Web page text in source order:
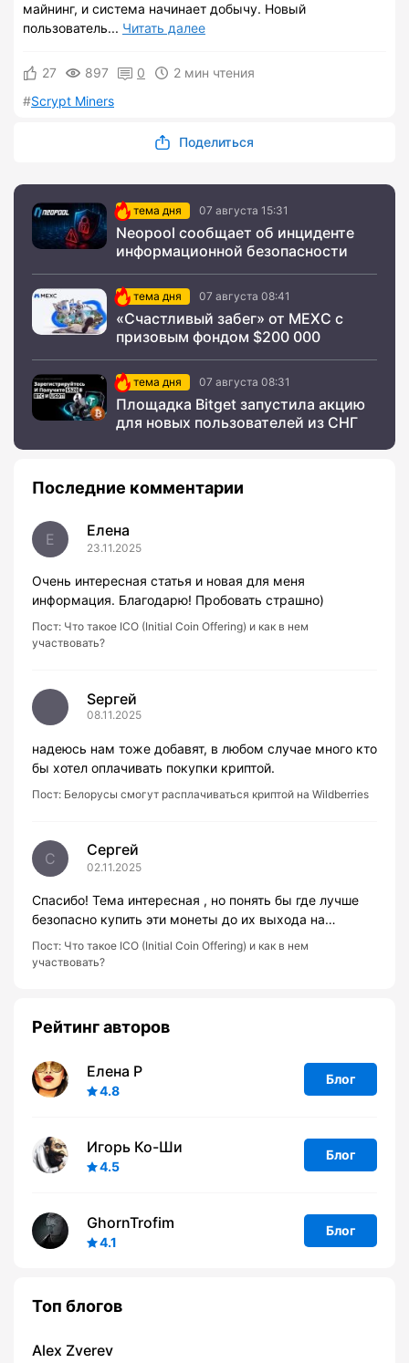
майнинг, и система начинает добычу. Новый
пользователь... Читать далее
27 897 0
2 мин чтения
Scrypt Miners
Поделиться
тема дня 07 августа 15:31
Neopool сообщает об инциденте
информационной безопасности
тема дня 07 августа 08:41
«Счастливый забег» от MEXC с
призовым фондом $200 000
тема дня 07 августа 08:31
Площадка Bitget запустила акцию
для новых пользователей из СНГ
Последние комментарии
Е Елена
23.11.2025
Очень интересная статья и новая для меня
информация. Благодарю! Пробовать страшно)
Пост: Что такое ICO (Initial Coin Offering) и как в нем
участвовать?
Sергей
08.11.2025
надеюсь нам тоже добавят, в любом случае много кто
бы хотел оплачивать покупки криптой.
Пост: Белорусы смогут расплачиваться криптой на Wildberries
С Сергей
02.11.2025
Спасибо! Тема интересная , но понять бы где лучше
безопасно купить эти монеты до их выхода на…
Пост: Что такое ICO (Initial Coin Offering) и как в нем
участвовать?
Рейтинг авторов
Елена Р
4.8
Блог
Игорь Ко-Ши
4.5
Блог
GhornTrofim
4.1
Блог
Топ блогов
Alex Zverev